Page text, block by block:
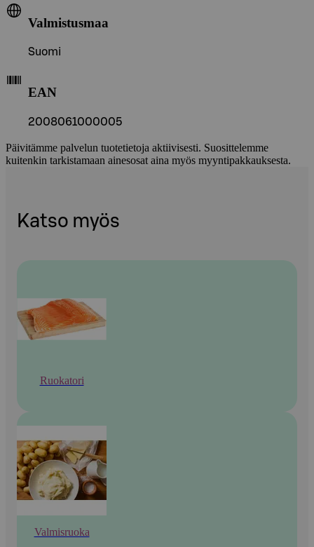
Valmistusmaa
Suomi
EAN
2008061000005
Päivitämme palvelun tuotetietoja aktiivisesti. Suosittelemme
kuitenkin tarkistamaan ainesosat aina myös myyntipakkauksesta.
Katso myös
Ruokatori
Valmisruoka